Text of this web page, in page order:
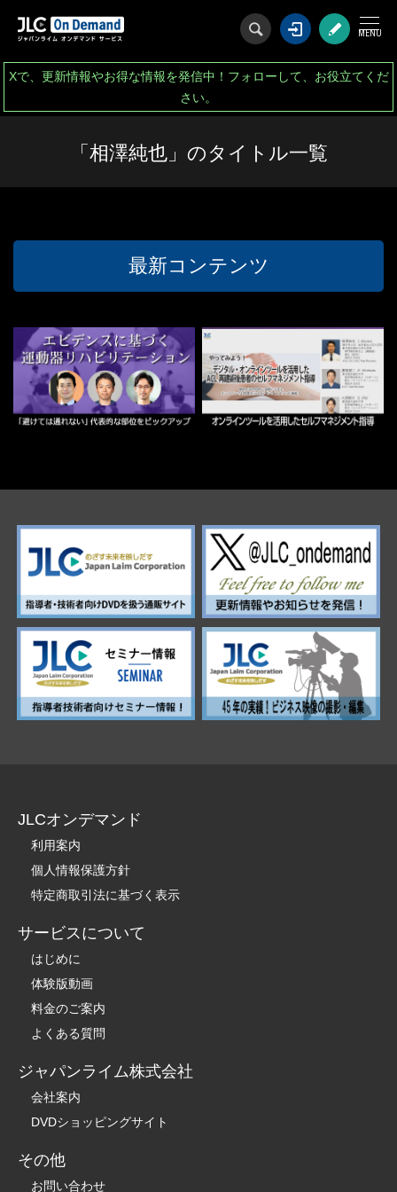
ログイン会
Xで、更新情報やお得な情報を発信中！フォローして、お役立てくだ
さい。
「相澤純也」のタイトル一覧
最新コンテンツ
JLCオンデマンド
利用案内
個人情報保護方針
特定商取引法に基づく表示
サービスについて
はじめに
体験版動画
料金のご案内
よくある質問
ジャパンライム株式会社
会社案内
DVDショッピングサイト
その他
お問い合わせ